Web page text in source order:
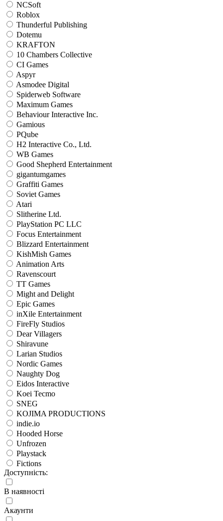
NCSoft
Roblox
Thunderful Publishing
Dotemu
KRAFTON
10 Chambers Collective
CI Games
Aspyr
Asmodee Digital
Spiderweb Software
Maximum Games
Behaviour Interactive Inc.
Gamious
PQube
H2 Interactive Co., Ltd.
WB Games
Good Shepherd Entertainment
gigantumgames
Graffiti Games
Soviet Games
Atari
Slitherine Ltd.
PlayStation PC LLC
Focus Entertainment
Blizzard Entertainment
KishMish Games
Animation Arts
Ravenscourt
TT Games
Might and Delight
Epic Games
inXile Entertainment
FireFly Studios
Dear Villagers
Shiravune
Larian Studios
Nordic Games
Naughty Dog
Eidos Interactive
Koei Tecmo
SNEG
KOJIMA PRODUCTIONS
indie.io
Hooded Horse
Unfrozen
Playstack
Fictions
Доступність:
В наявності
Акаунти